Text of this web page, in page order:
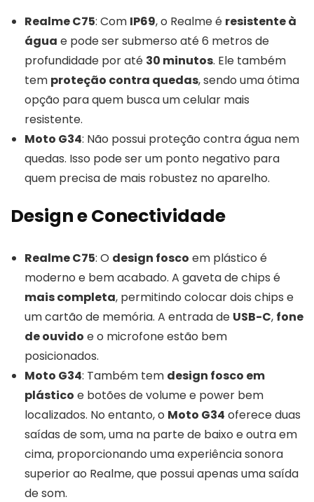
Realme C75: Com IP69, o Realme é resistente à
água e pode ser submerso até 6 metros de
profundidade por até 30 minutos. Ele também
tem proteção contra quedas, sendo uma ótima
opção para quem busca um celular mais
resistente.
Moto G34: Não possui proteção contra água nem
quedas. Isso pode ser um ponto negativo para
quem precisa de mais robustez no aparelho.
Design e Conectividade
Realme C75: O design fosco em plástico é
moderno e bem acabado. A gaveta de chips é
mais completa, permitindo colocar dois chips e
um cartão de memória. A entrada de USB-C, fone
de ouvido e o microfone estão bem
posicionados.
Moto G34: Também tem design fosco em
plástico e botões de volume e power bem
localizados. No entanto, o Moto G34 oferece duas
saídas de som, uma na parte de baixo e outra em
cima, proporcionando uma experiência sonora
superior ao Realme, que possui apenas uma saída
de som.